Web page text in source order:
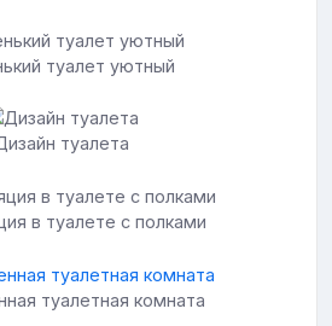
туалет уютный
туалета
в туалете с полками
туалетная комната